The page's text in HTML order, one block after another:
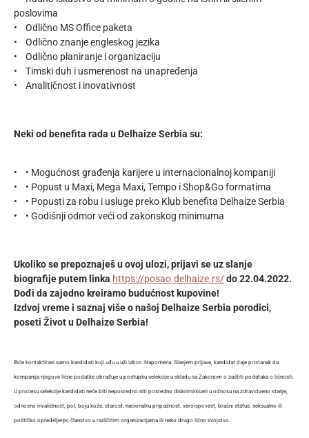
poslovima
• Odlično MS Office paketa
• Odlično znanje engleskog jezika
• Odlično planiranje i organizaciju
• Timski duh i usmerenost na unapređenja
• Analitičnost i inovativnost
Neki od benefita rada u Delhaize Serbia su:
• • Mogućnost građenja karijere u internacionalnoj kompaniji
• • Popust u Maxi, Mega Maxi, Tempo i Shop&Go formatima
• • Popusti za robu i usluge preko Klub benefita Delhaize Serbia
• • Godišnji odmor veći od zakonskog minimuma
Ukoliko se prepoznaješ u ovoj ulozi, prijavi se uz slanje
biografije putem linka https://posao.delhaize.rs/do 22.04.2022.
Dođi da zajedno kreiramo budućnost kupovine!
Izdvoj vreme i saznaj više o našoj Delhaize Serbia porodici,
poseti Život u Delhaize Serbia!
Biće kontaktirani samo kandidati koji uđu u uži izbor. Napomena: Slanjem prijave, kandidat daje pristanak da
kompanija njegove lične podatke obrađuje u postupku selekcije u skladu sa Zakonom o zaštiti podataka o ličnosti.
U procesu selekcije kandidati neće biti neposredno niti posredno diskriminisani u odnosu na zdravstveno stanje,
odnosno invalidnost, pol, boju kože, starost, nacionalnu pripadnost, veroispovest, bračni status, seksualno ili
političko opredeljenje, članstvo u različitim organizacijama ili neko drugo lično svojstvo.